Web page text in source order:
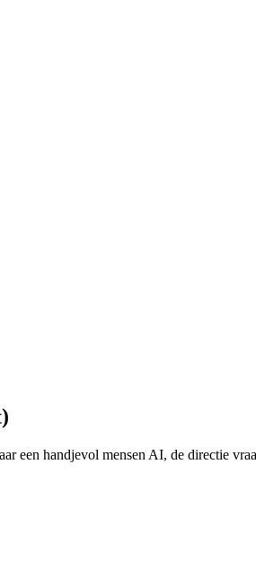
een handjevol mensen AI, de directie